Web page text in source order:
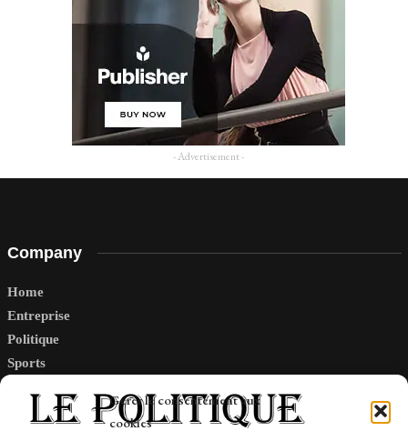
Gérer le consentement aux
cookies
- Advertisement -
Company
Home
Entreprise
Politique
Sports